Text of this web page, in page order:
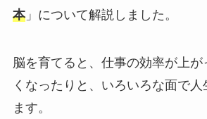
本」について解説しました。
脳を育てると、仕事の効率が上が
くなったりと、いろいろな面で人
ます。